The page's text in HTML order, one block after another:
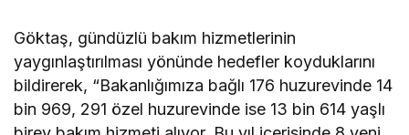
Göktaş, gündüzlü bakım hizmetlerinin
yaygınlaştırılması yönünde hedefler koyduklarını
bildirerek, “Bakanlığımıza bağlı 176 huzurevinde 14
bin 969, 291 özel huzurevinde ise 13 bin 614 yaşlı